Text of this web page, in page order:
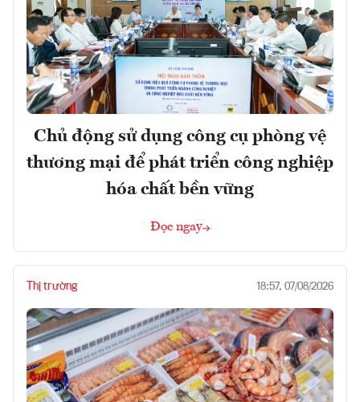
Chủ động sử dụng công cụ phòng vệ
thương mại để phát triển công nghiệp
hóa chất bền vững
Đọc ngay
Thị trường 18:57, 07/08/2026